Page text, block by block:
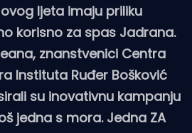
ljeta imaju priliku
korisno za spas Jadrana.
znanstvenici Centra
Instituta Ruđer Bošković
su inovativnu kampanju
jedna s mora. Jedna ZA